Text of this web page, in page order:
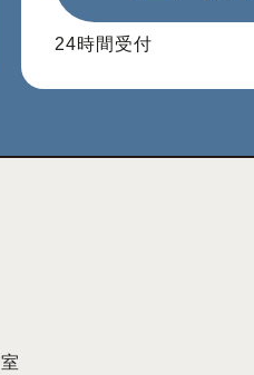
24時間受付